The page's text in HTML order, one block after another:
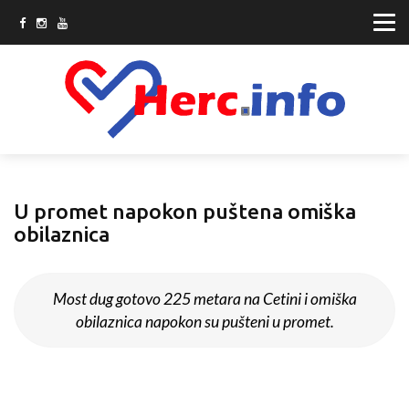
U promet napokon puštena omiška
obilaznica
Most dug gotovo 225 metara na Cetini i omiška
obilaznica napokon su pušteni u promet.